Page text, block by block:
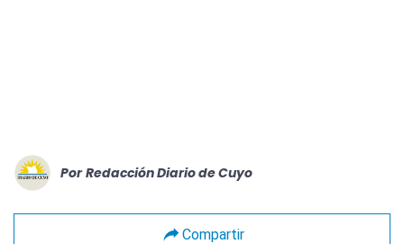
Por Redacción Diario de Cuyo
Compartir